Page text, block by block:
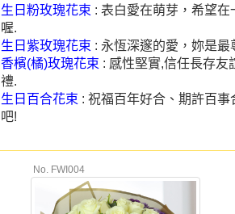
生日粉玫瑰花束 : 表白愛在萌芽，希望在
喔.
生日紫玫瑰花束 : 永恆深邃的愛，妳是最
香檳(橘)玫瑰花束 : 感性堅實,信任長存友
禮.
生日百合花束 : 祝福百年好合、期許百事
吧!
No. FWI004